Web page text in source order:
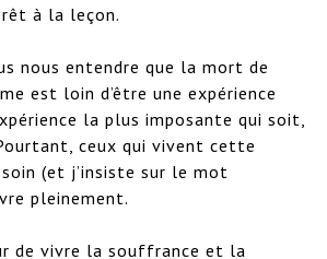
à la leçon.
nous entendre que la mort de
est loin d’être une expérience
la plus imposante qui soit,
ceux qui vivent cette
(et j’insiste sur le mot
pleinement.
de vivre la souffrance et la